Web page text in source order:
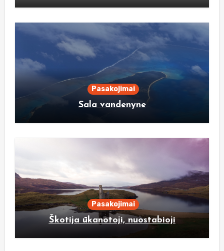
Pasakojimai
Sala vandenyne
Pasakojimai
Škotija ūkanotoji, nuostabioji